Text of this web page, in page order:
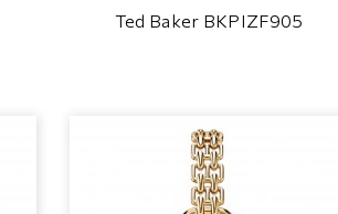
Ted Baker BKPIZF905